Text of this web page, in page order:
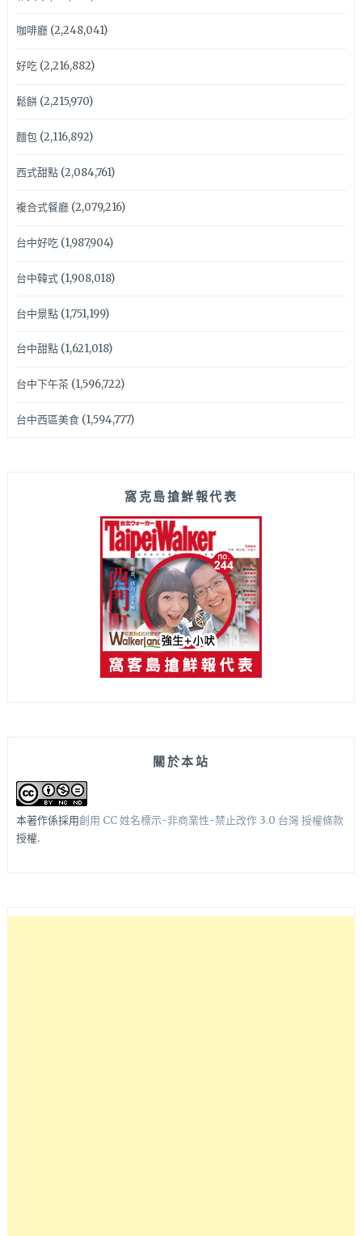
咖啡廳(2,248,041)
好吃(2,216,882)
鬆餅(2,215,970)
麵包(2,116,892)
西式甜點(2,084,761)
複合式餐廳(2,079,216)
台中好吃(1,987,904)
台中韓式(1,908,018)
台中景點(1,751,199)
台中甜點(1,621,018)
台中下午茶(1,596,722)
台中西區美食(1,594,777)
窩克島搶鮮報代表
關於本站
本著作係採用創用 CC 姓名標示-非商業性-禁止改作 3.0 台灣 授權條款
授權.